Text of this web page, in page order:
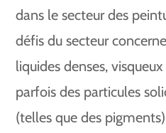
dans le secteur des
défis du secteur
liquides denses,
parfois des particules
(telles que des